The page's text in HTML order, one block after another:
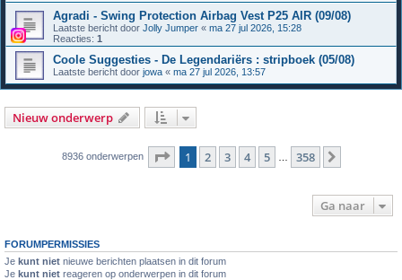
Agradi - Swing Protection Airbag Vest P25 AIR (09/08)
Laatste bericht door Jolly Jumper « ma 27 jul 2026, 15:28
Reacties: 1
Coole Suggesties - De Legendariërs : stripboek (05/08)
Laatste bericht door jowa « ma 27 jul 2026, 13:57
Nieuw onderwerp
8936 onderwerpen Pagina van 358
1 2 3 4 5 358
Ga naar
FORUMPERMISSIES
Je kunt niet nieuwe berichten plaatsen in dit forum
Je kunt niet reageren op onderwerpen in dit forum